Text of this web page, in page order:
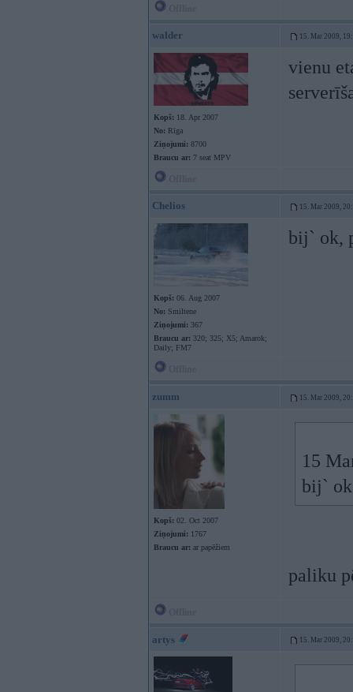
walder 15. Mar 2009,
Kopš: 18. Apr 2007
No: Rīga
Ziņojumi: 8700
Braucu ar: 7 seat MPV
vienu
Chelios 15. Mar 2009,
Kopš: 06. Aug 2007
No: Smiltene
Ziņojumi: 367
Braucu ar: 320; 325; X5; Amarok;
Daily; FM7
bij` ok,
zumm 15. Mar 2009,
Kopš: 02. Oct 2007
Ziņojumi: 1767
Braucu ar: ar papēžiem
15
bij`
paliku
artys 15. Mar 2009,